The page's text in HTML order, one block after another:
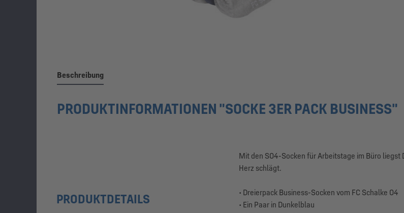
Beschreibung
PRODUKTINFORMATIONEN "SOCKE 3ER PACK BUSINESS"
Mit den S04-Socken für Arbeitstage im Büro liegst
Herz schlägt.
PRODUKTDETAILS
• Dreierpack Business-Socken vom FC Schalke 04
• Ein Paar in Dunkelblau